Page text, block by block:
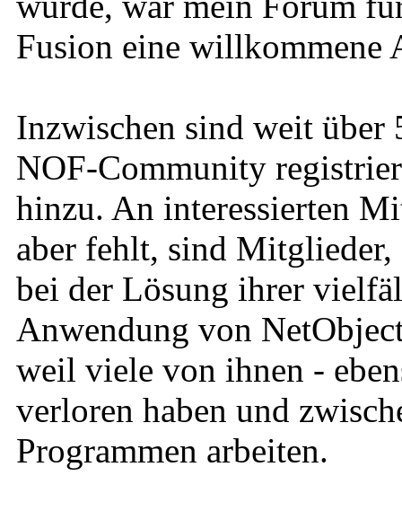
Fusion eine willkommene
Inzwischen sind weit über
NOF-Community
hinzu. An interessierten
aber fehlt, sind Mitglieder,
bei der Lösung ihrer
Anwendung von
weil viele von ihnen -
verloren haben und
Programmen arbeiten.